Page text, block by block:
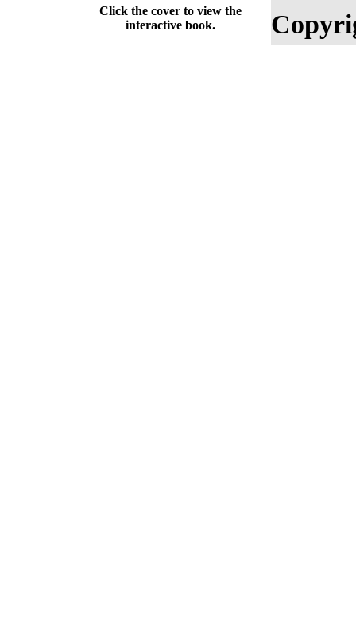
Click the cover to view the
interactive book.